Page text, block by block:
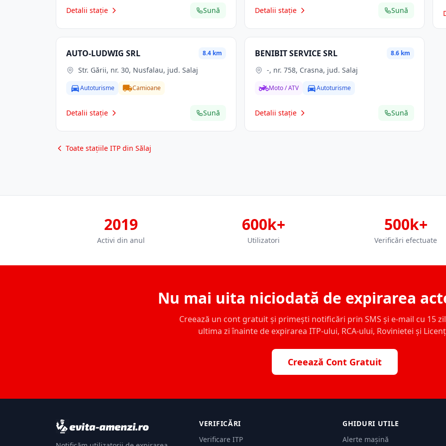
Detalii stație Sună Detalii stație Sună
AUTO-LUDWIG SRL 8.4 km
Str. Gării, nr. 30, Nusfalau, jud. Salaj
Autoturisme Camioane
Detalii stație Sună
BENIBIT SERVICE SRL 8.6 km
-, nr. 758, Crasna, jud. Salaj
Moto / ATV Autoturisme
Detalii stație Sună
Toate stațiile ITP din Sălaj
2019
Activi din anul
600k+
Utilizatori
500k+
Verificări efectuate
Nu mai uita niciodată de expirarea
Creează un cont gratuit și primești notificări prin SMS și e-mail cu 15
ultima zi înainte de expirarea ITP-ului, RCA-ului, Rovinietei și
Creează Cont Gratuit
VERIFICĂRI
Verificare ITP
GHIDURI UTILE
Alerte mașină